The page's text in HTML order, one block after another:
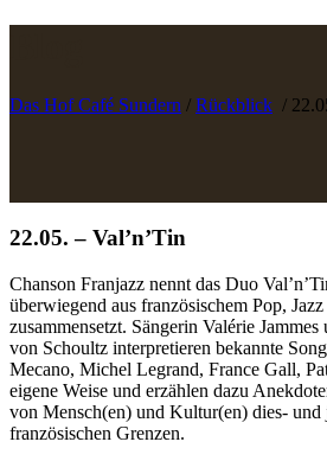
Das Hof Café Sundern / Rückblick /
22.05. – Val’n’Tin
Chanson Franjazz nennt das Duo
überwiegend aus französischem Pop,
zusammensetzt. Sängerin Valérie
von Schoultz interpretieren bekannte
Mecano, Michel Legrand, France Gall,
eigene Weise und erzählen dazu
von Mensch(en) und Kultur(en) dies- und
französischen Grenzen.